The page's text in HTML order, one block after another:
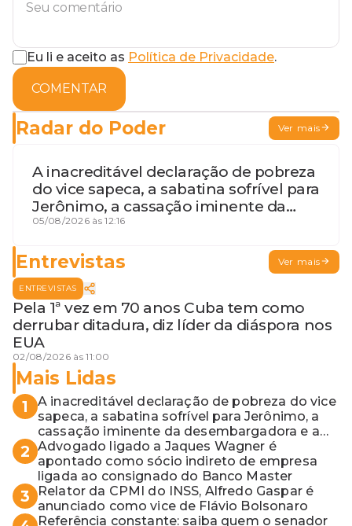
Eu li e aceito as Política de Privacidade.
COMENTAR
Radar do Poder Ver mais
A inacreditável declaração de pobreza
do vice sapeca, a sabatina sofrível para
Jerônimo, a cassação iminente da
desembargadora e a vaga do Quinto
05/08/2026 às 12:16
Entrevistas Ver mais
ENTREVISTAS
Pela 1ª vez em 70 anos Cuba tem como
derrubar ditadura, diz líder da diáspora nos
EUA
02/08/2026 às 11:00
Mais Lidas
1
A inacreditável declaração de pobreza do vice
sapeca, a sabatina sofrível para Jerônimo, a
cassação iminente da desembargadora e a
vaga do Quinto para o MP baiano
2 Advogado ligado a Jaques Wagner é
apontado como sócio indireto de empresa
ligada ao consignado do Banco Master
3
Relator da CPMI do INSS, Alfredo Gaspar é
anunciado como vice de Flávio Bolsonaro
Referência constante: saiba quem o senador